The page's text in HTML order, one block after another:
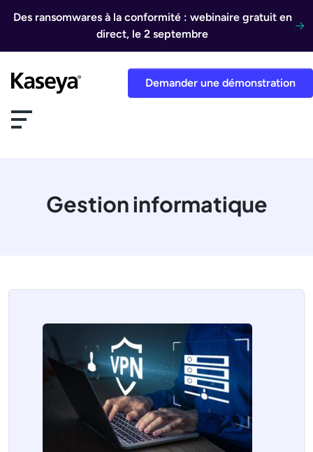
Des ransomwares à la conformité : webinaire gratuit en
direct, le 2 septembre
Demander une démonstration
Gestion informatique